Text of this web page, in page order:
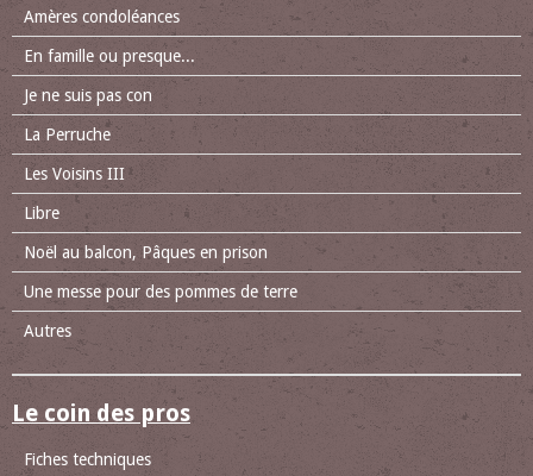
Amères condoléances
En famille ou presque...
Je ne suis pas con
La Perruche
Les Voisins III
Libre
Noël au balcon, Pâques en prison
Une messe pour des pommes de terre
Autres
Le coin des pros
Fiches techniques